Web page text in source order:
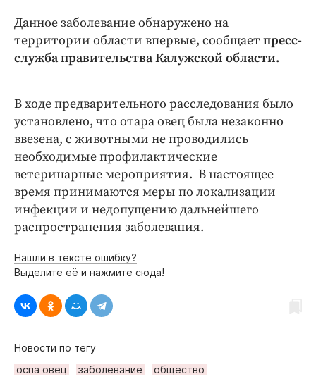
Данное заболевание обнаружено на
территории области впервые, сообщает пресс-
служба правительства Калужской области.
В ходе предварительного расследования было
установлено, что отара овец была незаконно
ввезена, с животными не проводились
необходимые профилактические
ветеринарные мероприятия. В настоящее
время принимаются меры по локализации
инфекции и недопущению дальнейшего
распространения заболевания.
Нашли в тексте ошибку?
Выделите её и нажмите сюда!
Новости по тегу
оспа овец
заболевание общество